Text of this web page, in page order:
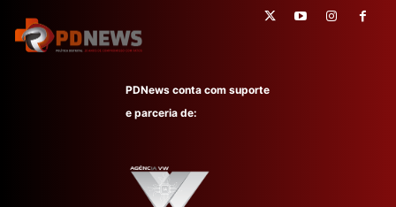
PDNews conta com suporte
e parceria de: